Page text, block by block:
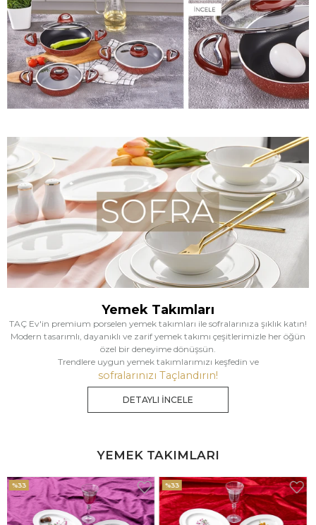
Yemek Takımları
TAÇ Ev'in premium porselen yemek takımları ile sofralarınıza şıklık katın!
Modern tasarımlı, dayanıklı ve zarif yemek takımı çeşitlerimizle her öğün
özel bir deneyime dönüşsün.
Trendlere uygun yemek takımlarımızı keşfedin ve
sofralarınızı Taçlandırın!
DETAYLI İNCELE
YEMEK TAKIMLARI
%33 %25